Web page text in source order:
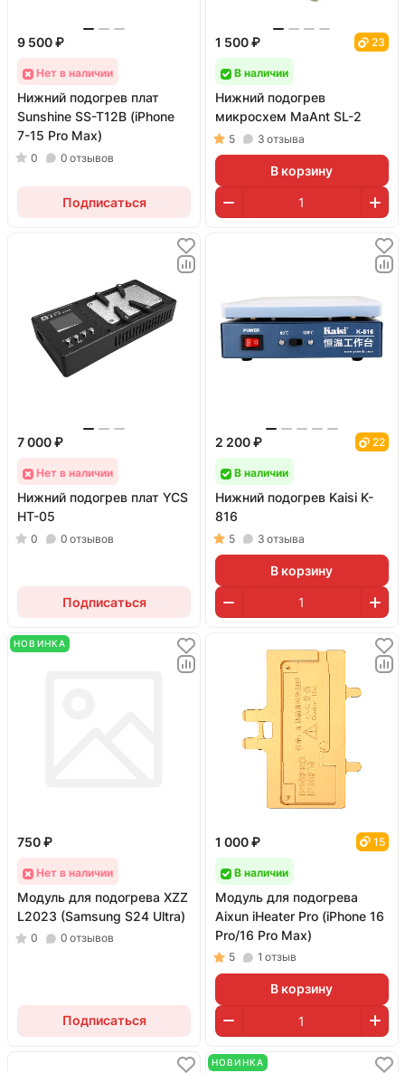
9 500 ₽
Нет в наличии
Нижний подогрев плат
Sunshine SS-T12B (iPhone
7-15 Pro Max)
0 0 отзывов
Подписаться
1 500 ₽ 23
В наличии
Нижний подогрев
микросхем MaAnt SL-2
5 3 отзыва
В корзину
7 000 ₽
Нет в наличии
Нижний подогрев плат YCS
HT-05
0 0 отзывов
Подписаться
2 200 ₽ 22
В наличии
Нижний подогрев Kaisi K-
816
5 3 отзыва
В корзину
НОВИНКА
750 ₽
Нет в наличии
Модуль для подогрева XZZ
L2023 (Samsung S24 Ultra)
0 0 отзывов
Подписаться
1 000 ₽ 15
В наличии
Модуль для подогрева
Aixun iHeater Pro (iPhone 16
Pro/16 Pro Max)
5 1 отзыв
В корзину
НОВИНКА